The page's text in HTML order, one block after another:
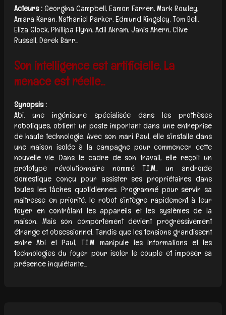
Acteurs :Georgina Campbell, Eamon Farren, Mark Rowley,
Amara Karan, Nathaniel Parker, Edmund Kingsley, Tom Bell,
Eliza Glock, Phillipa Flynn, Adil Akram, Janis Ahern, Clive
Russell, Derek Barr...
Son intelligence est artificielle. La
menace est réelle...
Synopsis :
Abi, une ingénieure spécialisée dans les prothèses
robotiques, obtient un poste important dans une entreprise
de haute technologie. Avec son mari Paul, elle s’installe dans
une maison isolée à la campagne pour commencer cette
nouvelle vie. Dans le cadre de son travail, elle reçoit un
prototype révolutionnaire nommé T.I.M., un androïde
domestique conçu pour assister ses propriétaires dans
toutes les tâches quotidiennes. Programmé pour servir sa
maîtresse en priorité, le robot s’intègre rapidement à leur
foyer en contrôlant les appareils et les systèmes de la
maison. Mais son comportement devient progressivement
étrange et obsessionnel. Tandis que les tensions grandissent
entre Abi et Paul, T.I.M. manipule les informations et les
technologies du foyer pour isoler le couple et imposer sa
présence inquiétante...